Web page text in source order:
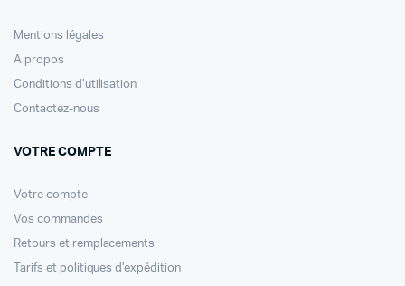
Mentions légales
A propos
Conditions d’utilisation
Contactez-nous
VOTRE COMPTE
Votre compte
Vos commandes
Retours et remplacements
Tarifs et politiques d’expédition